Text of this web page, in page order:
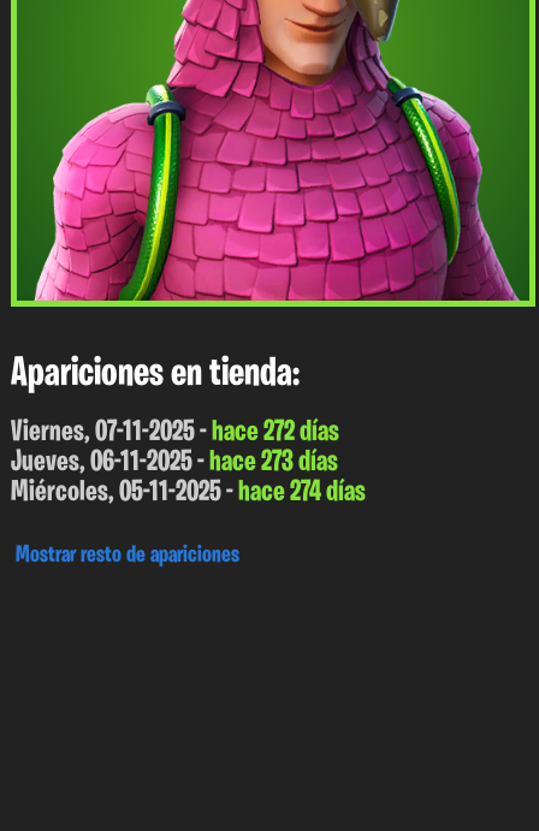
Apariciones en tienda:
Viernes, 07-11-2025 -hace 272 días
Jueves, 06-11-2025 -hace 273 días
Miércoles, 05-11-2025 -hace 274 días
Mostrar resto de apariciones